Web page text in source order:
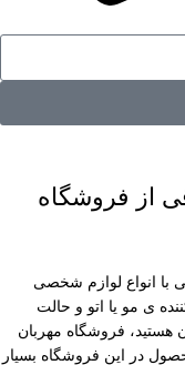
از فروشگاه
با انواع لوازم شخصی
ی مو یا اتو و حالت
فروشگاه مهربان
در این فروشگاه بسیار